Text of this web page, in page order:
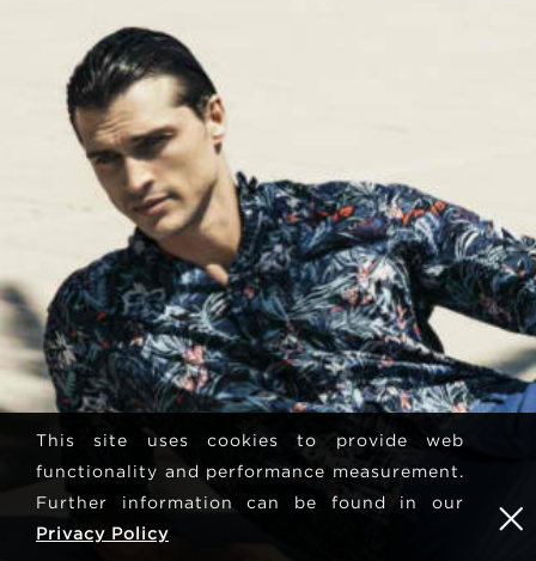
This site uses cookies to provide web
functionality and performance measurement.
Further information can be found in our
Privacy Policy